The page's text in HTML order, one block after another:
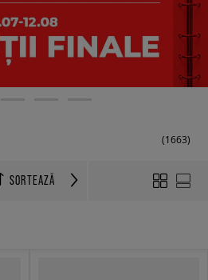
(1663)
SORTEAZĂ